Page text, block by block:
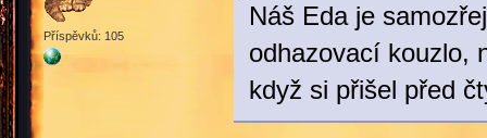
Příspěvků: 105
Náš Eda je
odhazovací kouzlo,
když si přišel před